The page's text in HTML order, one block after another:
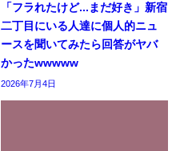
「フラれたけど...まだ好き」新宿
二丁目にいる人達に個人的ニュ
ースを聞いてみたら回答がヤバ
かったwwwww
2026年7月4日